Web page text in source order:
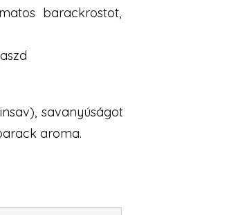
barackrostot,
savanyúságot
aroma.